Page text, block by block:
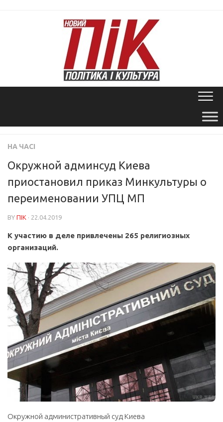
НА ЧАСІ
Окружной админсуд Киева
приостановил приказ Минкультуры о
переименовании УПЦ МП
BY ПІК · 22.04.2019
К участию в деле привлечены 265 религиозных
организаций.
Окружной административный суд Киева